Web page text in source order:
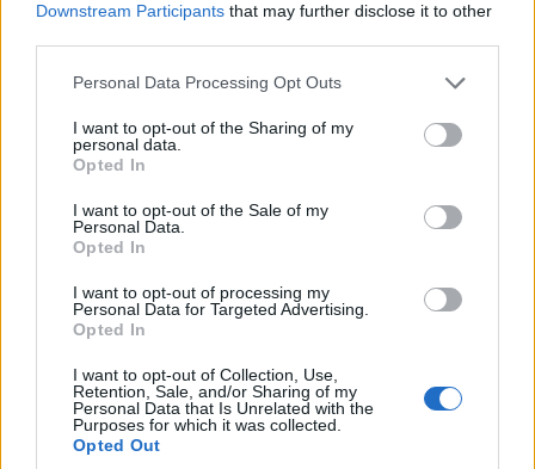
Downstream Participants that may further disclose it to other
Personal Data Processing Opt Outs
I want to opt-out of the Sharing of my
personal data.
Opted In
I want to opt-out of the Sale of my
Personal Data.
Opted In
I want to opt-out of processing my
Personal Data for Targeted Advertising.
Opted In
I want to opt-out of Collection, Use,
Retention, Sale, and/or Sharing of my
Personal Data that Is Unrelated with the
Purposes for which it was collected.
Opted Out
ΔΙΑΒΑΣΤΕ ΕΠΙΣΗΣ:
Mpox: Ραγδαία αύξηση σε κρούσματα, θύματα
«Summer recovery»: Πως θα συνέλθει το δέρμα
μας μετά τις διακοπές;